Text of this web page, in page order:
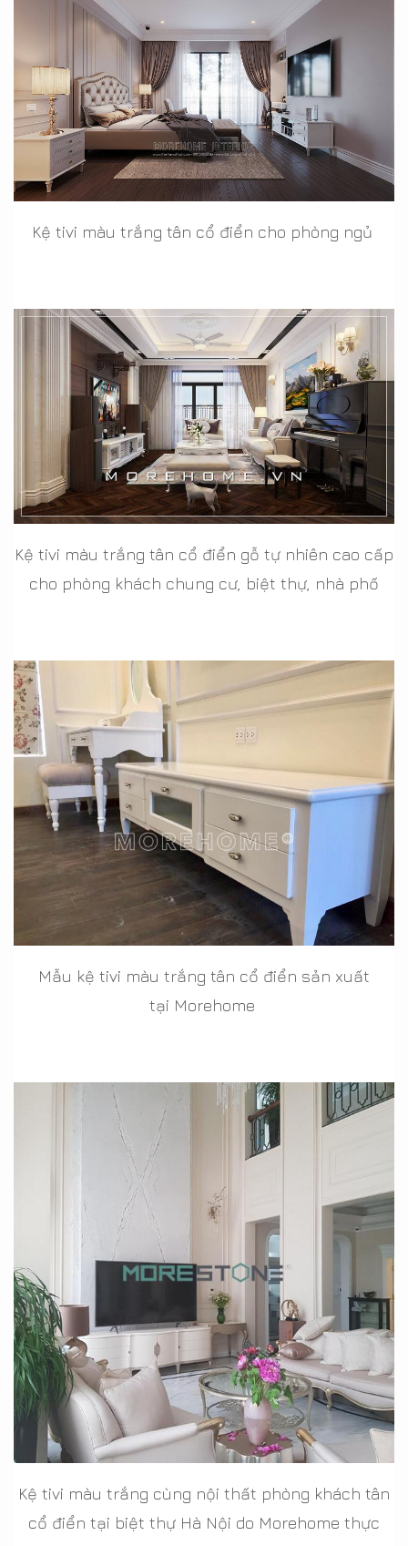
Kệ tivi màu trắng tân cổ điển cho phòng ngủ
Kệ tivi màu trắng tân cổ điển gỗ tự nhiên cao cấp
cho phòng khách chung cư, biệt thự, nhà phố
Mẫu kệ tivi màu trắng tân cổ điển sản xuất
tại Morehome
Kệ tivi màu trắng cùng nội thất phòng khách tân
cổ điển tại biệt thự Hà Nội do Morehome thực